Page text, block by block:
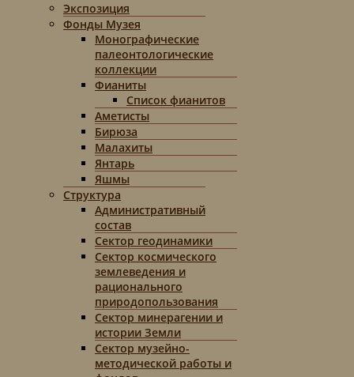
Экспозиция
Фонды Музея
Монографические
палеонтологические
коллекции
Фианиты
Список фианитов
Аметисты
Бирюза
Малахиты
Янтарь
Яшмы
Структура
Административный
состав
Сектор геодинамики
Сектор космического
землеведения и
рационального
природопользования
Сектор минерагении и
истории Земли
Сектор музейно-
методической работы и